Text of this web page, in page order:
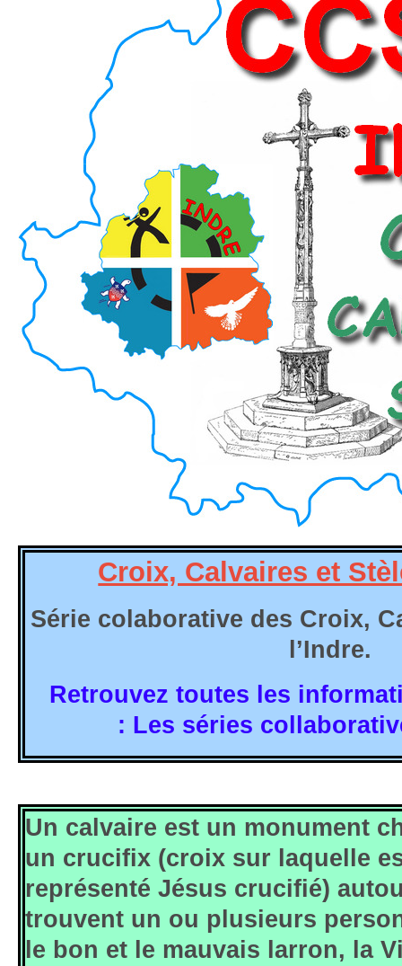
Croix, Calvaires et
Série colaborative des Croix,
l’Indre.
Retrouvez toutes les
: Les séries
Un calvaire est un monument
un crucifix (croix sur laquelle
représenté Jésus crucifié)
trouvent un ou plusieurs
le bon et le mauvais larron, la